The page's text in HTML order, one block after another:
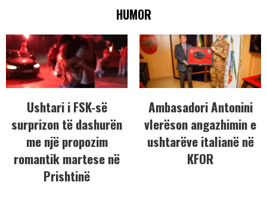
HUMOR
Ushtari i FSK-së
surprizon të dashurën
me një propozim
romantik martese në
Prishtinë
Ambasadori Antonini
vlerëson angazhimin e
ushtarëve italianë në
KFOR